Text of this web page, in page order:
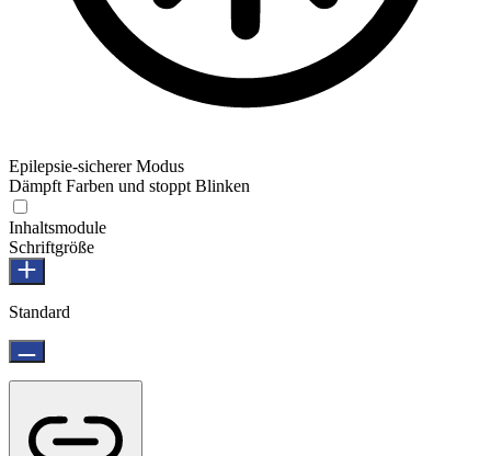
Epilepsie-sicherer Modus
Dämpft Farben und stoppt Blinken
Inhaltsmodule
Schriftgröße
Standard